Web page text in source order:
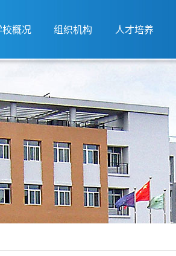
校概况 组织机构 人才培养